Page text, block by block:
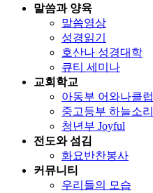
말씀과 양육
말씀영상
성경읽기
호산나 성경대학
큐티 세미나
교회학교
아동부 어와나클럽
중고등부 하늘소리
청년부 Joyful
전도와 섬김
화요반찬봉사
커뮤니티
우리들의 모습